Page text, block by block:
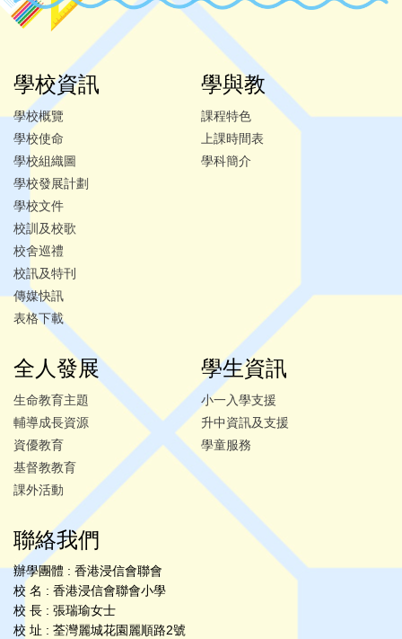
學校資訊
學校概覽
學校使命
學校組織圖
學校發展計劃
學校文件
校訓及校歌
校舍巡禮
校訊及特刊
傳媒快訊
表格下載
學與教
課程特色
上課時間表
學科簡介
全人發展
生命教育主題
輔導成長資源
資優教育
基督教教育
課外活動
學生資訊
小一入學支援
升中資訊及支援
學童服務
聯絡我們
辦學團體 : 香港浸信會聯會
校 名 : 香港浸信會聯會小學
校 長 : 張瑞瑜女士
校 址 : 荃灣麗城花園麗順路2號